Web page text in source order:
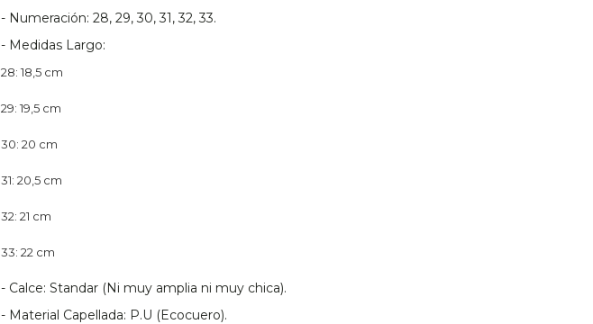
- Numeración: 28, 29, 30, 31, 32, 33.
- Medidas Largo:
28: 18,5 cm
29: 19,5 cm
30: 20 cm
31: 20,5 cm
32: 21 cm
33: 22 cm
- Calce: Standar (Ni muy amplia ni muy chica).
- Material Capellada: P.U (Ecocuero).